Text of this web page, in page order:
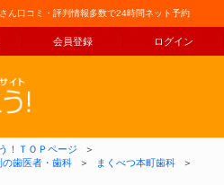
ん口コミ・評判情報多数で24時間ネット予約
会員登録 ログイン
コンテンツへ移動
！ＴＯＰページ
＞
の歯医者・歯科 ＞ まくべつ本町歯科
＞